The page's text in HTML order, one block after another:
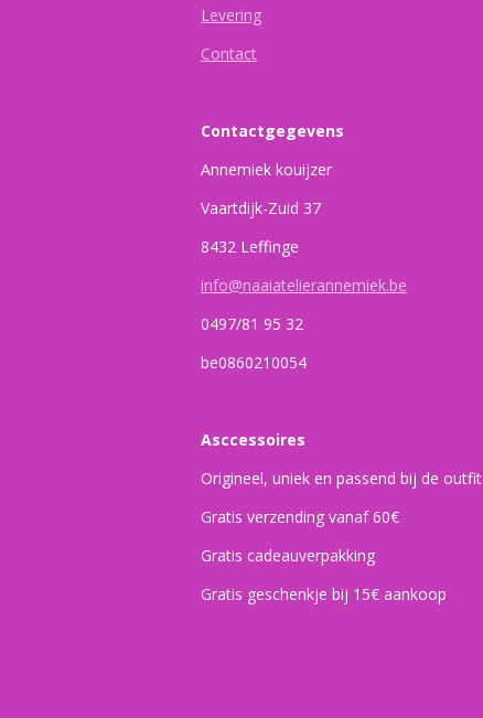
Levering
Contact
Contactgegevens
Annemiek kouijzer
Vaartdijk-Zuid 37
8432 Leffinge
info@naaiatelierannemiek.be
0497/81 95 32
be0860210054
Asccessoires
Origineel, uniek en passend bij de outfit
Gratis verzending vanaf 60€
Gratis cadeauverpakking
Gratis geschenkje bij 15€ aankoop